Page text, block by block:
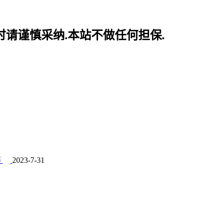
谨慎采纳.本站不做任何担保.
2023-7-31